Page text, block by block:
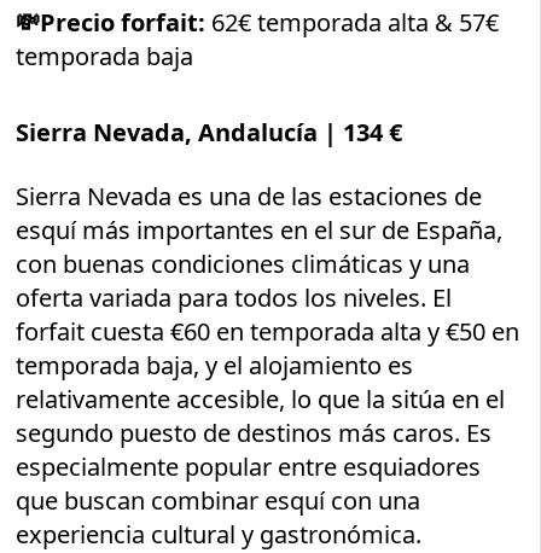
💸Precio forfait: 62€ temporada alta & 57€
temporada baja
Sierra Nevada, Andalucía | 134 €
Sierra Nevada es una de las estaciones de
esquí más importantes en el sur de España,
con buenas condiciones climáticas y una
oferta variada para todos los niveles. El
forfait cuesta €60 en temporada alta y €50 en
temporada baja, y el alojamiento es
relativamente accesible, lo que la sitúa en el
segundo puesto de destinos más caros. Es
especialmente popular entre esquiadores
que buscan combinar esquí con una
experiencia cultural y gastronómica.